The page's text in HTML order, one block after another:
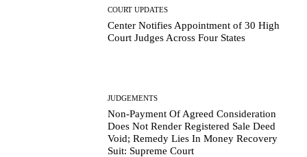
COURT UPDATES
Center Notifies Appointment of 30 High
Court Judges Across Four States
JUDGEMENTS
Non-Payment Of Agreed Consideration
Does Not Render Registered Sale Deed
Void; Remedy Lies In Money Recovery
Suit: Supreme Court